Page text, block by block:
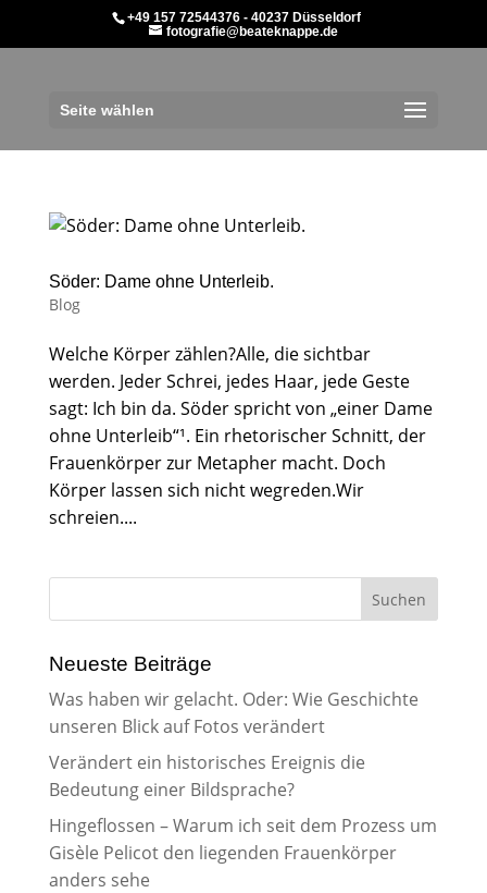
+49 157 72544376 - 40237 Düsseldorf
fotografie@beateknappe.de
Seite wählen
Söder: Dame ohne Unterleib.
Blog
Welche Körper zählen?Alle, die sichtbar
werden. Jeder Schrei, jedes Haar, jede Geste
sagt: Ich bin da. Söder spricht von „einer Dame
ohne Unterleib“¹. Ein rhetorischer Schnitt, der
Frauenkörper zur Metapher macht. Doch
Körper lassen sich nicht wegreden.Wir
schreien....
Neueste Beiträge
Was haben wir gelacht. Oder: Wie Geschichte
unseren Blick auf Fotos verändert
Verändert ein historisches Ereignis die
Bedeutung einer Bildsprache?
Hingeflossen – Warum ich seit dem Prozess um
Gisèle Pelicot den liegenden Frauenkörper
anders sehe